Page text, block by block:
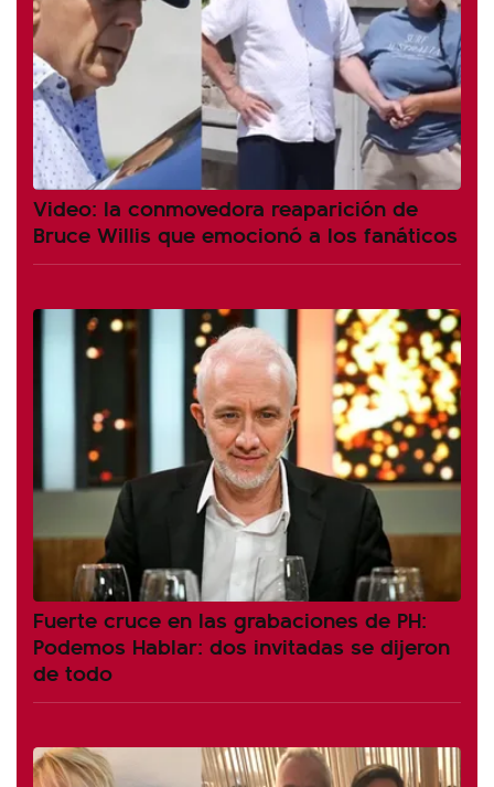
Video: la conmovedora reaparición de
Bruce Willis que emocionó a los fanáticos
Fuerte cruce en las grabaciones de PH:
Podemos Hablar: dos invitadas se dijeron
de todo